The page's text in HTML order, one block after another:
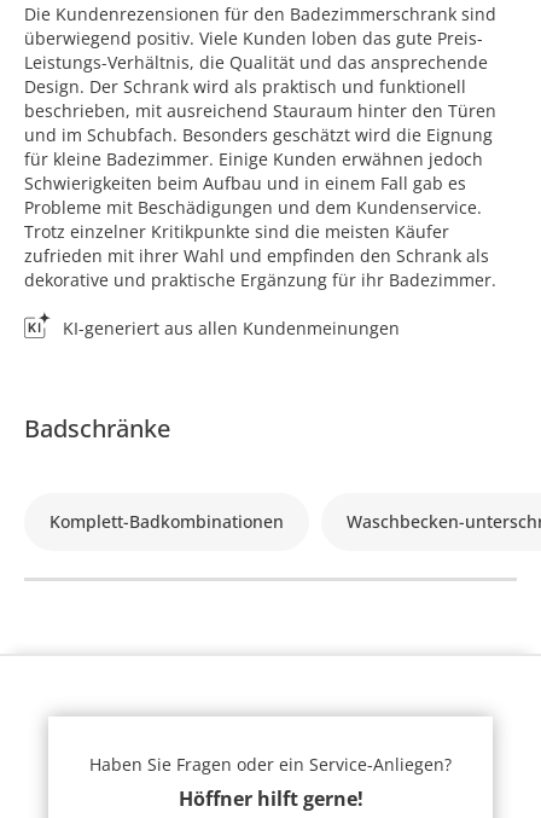
Die Kundenrezensionen für den Badezimmerschrank sind
überwiegend positiv. Viele Kunden loben das gute Preis-
Leistungs-Verhältnis, die Qualität und das ansprechende
Design. Der Schrank wird als praktisch und funktionell
beschrieben, mit ausreichend Stauraum hinter den Türen
und im Schubfach. Besonders geschätzt wird die Eignung
für kleine Badezimmer. Einige Kunden erwähnen jedoch
Schwierigkeiten beim Aufbau und in einem Fall gab es
Probleme mit Beschädigungen und dem Kundenservice.
Trotz einzelner Kritikpunkte sind die meisten Käufer
zufrieden mit ihrer Wahl und empfinden den Schrank als
dekorative und praktische Ergänzung für ihr Badezimmer.
KI-generiert aus allen Kundenmeinungen
Badschränke
Komplett-Badkombinationen Waschbecken-
Haben Sie Fragen oder ein Service-Anliegen?
Höffner hilft gerne!